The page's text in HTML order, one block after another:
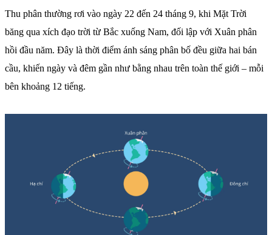
Thu phân thường rơi vào ngày 22 đến 24 tháng 9, khi Mặt Trời
băng qua xích đạo trời từ Bắc xuống Nam, đối lập với Xuân phân
hồi đầu năm. Đây là thời điểm ánh sáng phân bố đều giữa hai bán
cầu, khiến ngày và đêm gần như bằng nhau trên toàn thế giới – mỗi
bên khoảng 12 tiếng.